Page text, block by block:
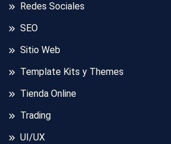
Redes Sociales
SEO
Sitio Web
Template Kits y Themes
Tienda Online
Trading
UI/UX